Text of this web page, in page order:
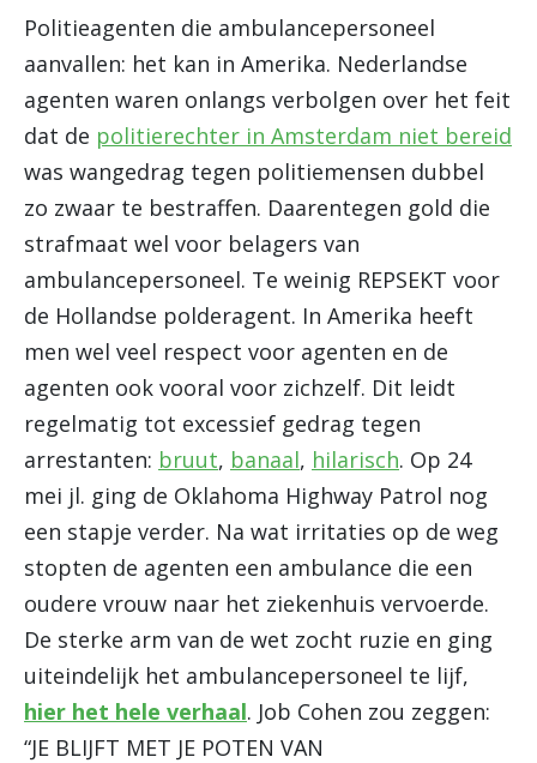
Politieagenten die ambulancepersoneel
aanvallen: het kan in Amerika. Nederlandse
agenten waren onlangs verbolgen over het feit
dat de politierechter in Amsterdam niet bereid
was wangedrag tegen politiemensen dubbel
zo zwaar te bestraffen. Daarentegen gold die
strafmaat wel voor belagers van
ambulancepersoneel. Te weinig REPSEKT voor
de Hollandse polderagent. In Amerika heeft
men wel veel respect voor agenten en de
agenten ook vooral voor zichzelf. Dit leidt
regelmatig tot excessief gedrag tegen
arrestanten: bruut, banaal, hilarisch. Op 24
mei jl. ging de Oklahoma Highway Patrol nog
een stapje verder. Na wat irritaties op de weg
stopten de agenten een ambulance die een
oudere vrouw naar het ziekenhuis vervoerde.
De sterke arm van de wet zocht ruzie en ging
uiteindelijk het ambulancepersoneel te lijf,
hier het hele verhaal. Job Cohen zou zeggen:
“JE BLIJFT MET JE POTEN VAN